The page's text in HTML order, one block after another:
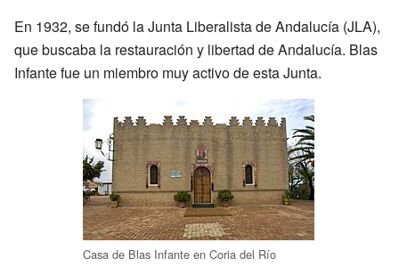
En 1932, se fundó la Junta Liberalista de Andalucía (JLA),
que buscaba la restauración y libertad de Andalucía. Blas
Infante fue un miembro muy activo de esta Junta.
Casa de Blas Infante en Coria del Río